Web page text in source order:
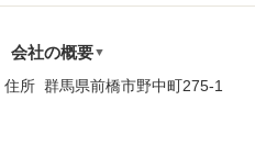
会社の概要▼
住所 群馬県前橋市野中町275-1